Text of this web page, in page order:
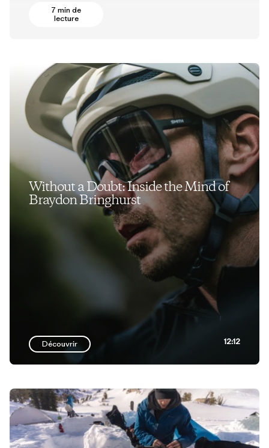
7 min de
lecture
Without a Doubt: Inside the Mind of
Braydon Bringhurst
Découvrir 12:12